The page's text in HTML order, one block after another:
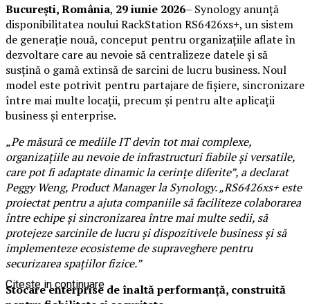
București, România, 29 iunie 2026– Synology anunță
disponibilitatea noului RackStation RS6426xs+, un sistem
de generație nouă, conceput pentru organizațiile aflate în
dezvoltare care au nevoie să centralizeze datele și să
susțină o gamă extinsă de sarcini de lucru business. Noul
model este potrivit pentru partajare de fișiere, sincronizare
între mai multe locații, precum și pentru alte aplicații
business și enterprise.
„Pe măsură ce mediile IT devin tot mai complexe,
organizațiile au nevoie de infrastructuri fiabile și versatile,
care pot fi adaptate dinamic la cerințe diferite”, a declarat
Peggy Weng, Product Manager la Synology. „RS6426xs+ este
proiectat pentru a ajuta companiile să faciliteze colaborarea
între echipe și sincronizarea între mai multe sedii, să
protejeze sarcinile de lucru și dispozitivele business și să
implementeze ecosisteme de supraveghere pentru
securizarea spațiilor fizice.”
Stocare enterprise de înaltă performanță, construită
Citeste in continuare